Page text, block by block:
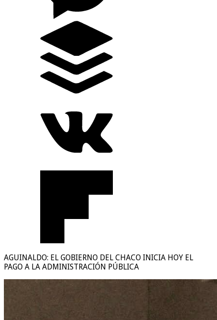
AGUINALDO: EL GOBIERNO DEL CHACO INICIA HOY EL
PAGO A LA ADMINISTRACIÓN PÚBLICA